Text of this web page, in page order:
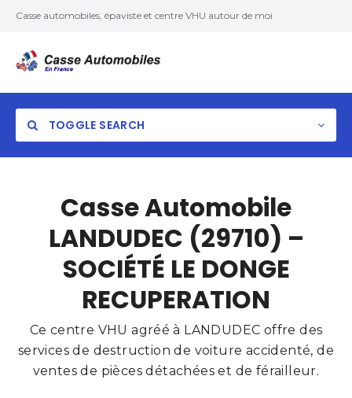
Casse automobiles, épaviste et centre VHU autour de moi
TOGGLE SEARCH
Search
Casse Automobile
LANDUDEC (29710) –
SOCIÉTÉ LE DONGE
RECUPERATION
Ce centre VHU agréé à LANDUDEC offre des
services de destruction de voiture accidenté, de
ventes de pièces détachées et de férailleur.